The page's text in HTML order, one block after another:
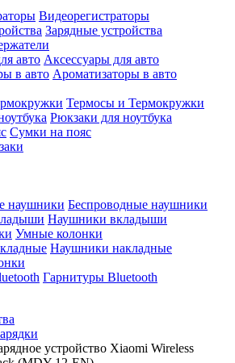
Видеорегистраторы
Зарядные устройства
Аксессуары для авто
Ароматизаторы в авто
Термосы и Термокружки
Рюкзаки для ноутбука
Сумки на пояс
Беспроводные наушники
Наушники вкладыши
Умные колонки
Наушники накладные
Гарнитуры Bluetooth
устройство Xiaomi Wireless